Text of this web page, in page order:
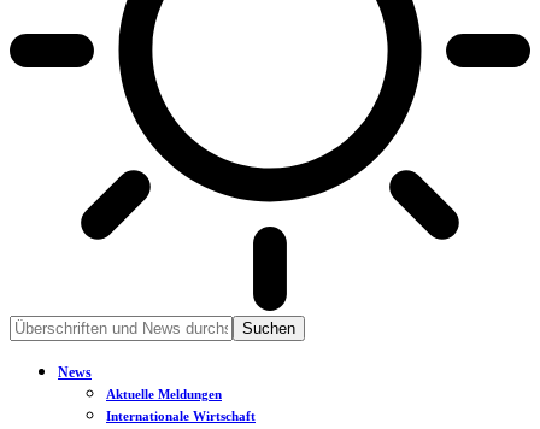
News
Aktuelle Meldungen
Internationale Wirtschaft